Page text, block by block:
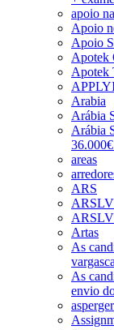
apoio
Apoio
Apoio
Apotek
Apotek
Arabia
Arábia
Arábia
areas
ARS
Artas
As
As
envio
asperger